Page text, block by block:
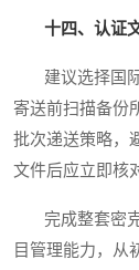
十四、认证
建议选择国际
寄送前扫描备份
批次递送策略，
文件后应立即核
完成整套密克
目管理能力，从